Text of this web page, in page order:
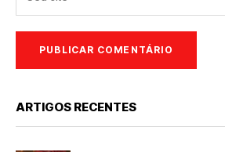
ARTIGOS RECENTES